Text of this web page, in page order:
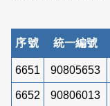
序號 統一編號
6651 90805653
6652 90806013